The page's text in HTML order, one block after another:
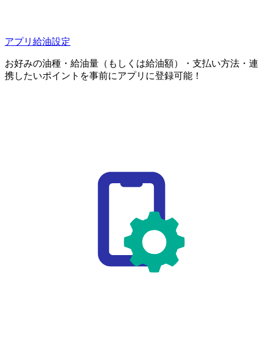
アプリ給油設定
お好みの油種・給油量（もしくは給油額）・支払い方法・連
携したいポイントを事前にアプリに登録可能！